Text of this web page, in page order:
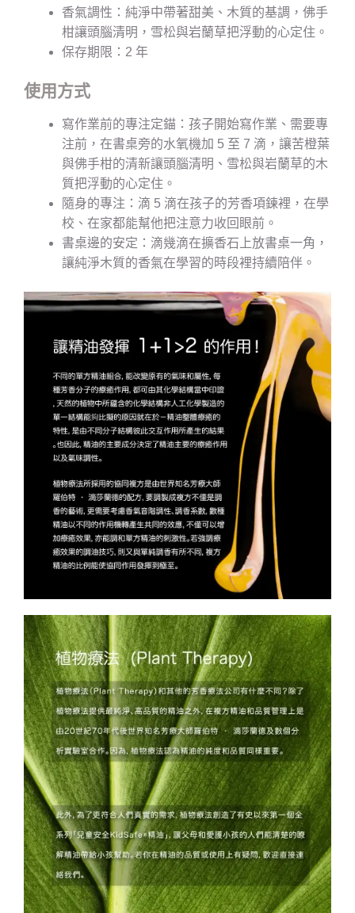
香氣調性：純淨中帶著甜美、木質的基調，佛手
柑讓頭腦清明，雪松與岩蘭草把浮動的心定住。
保存期限：2 年
使用方式
寫作業前的專注定錨：孩子開始寫作業、需要專
注前，在書桌旁的水氧機加 5 至 7 滴，讓苦橙葉
與佛手柑的清新讓頭腦清明、雪松與岩蘭草的木
質把浮動的心定住。
隨身的專注：滴 5 滴在孩子的芳香項鍊裡，在學
校、在家都能幫他把注意力收回眼前。
書桌邊的安定：滴幾滴在擴香石上放書桌一角，
讓純淨木質的香氣在學習的時段裡持續陪伴。